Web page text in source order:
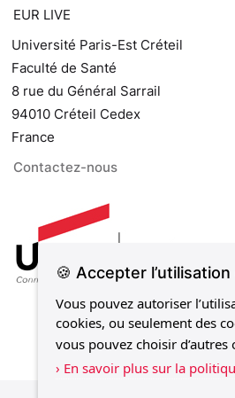
EUR LIVE
Université Paris-Est Créteil
Faculté de Santé
8 rue du Général Sarrail
94010 Créteil Cedex
France
Contactez-nous
🍪 Accepter
Vous pouvez autoriser
cookies, ou seulement des
vous pouvez choisir d’autres
› En savoir plus sur la